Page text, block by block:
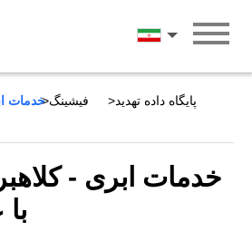
فارسی
پایگاه داده تهدید فیشینگ خدمات
خدمات ابری -